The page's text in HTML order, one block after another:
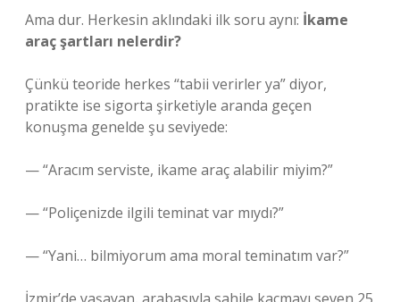
Ama dur. Herkesin aklındaki ilk soru aynı: İkame
araç şartları nelerdir?
Çünkü teoride herkes “tabii verirler ya” diyor,
pratikte ise sigorta şirketiyle aranda geçen
konuşma genelde şu seviyede:
— “Aracım serviste, ikame araç alabilir miyim?”
— “Poliçenizde ilgili teminat var mıydı?”
— “Yani… bilmiyorum ama moral teminatım var?”